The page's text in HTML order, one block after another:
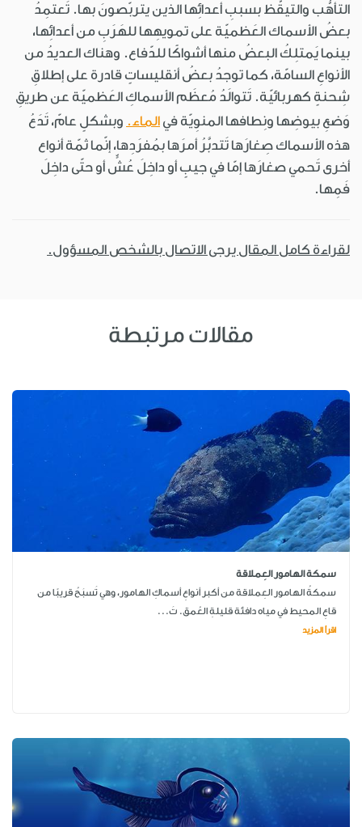
التأهُّب والتيقُّظ بسببِ أعدائِها الذين يتربّصونَ بها. تَعتمِدُ
بعضُ الأسماك العَظميّة على تمويهِها للهَرَبِ من أعدائِها،
بينما يَمتلِكُ البعضُ منها أشواكًا للدّفاع. وهناك العديدُ من
الأنواعِ السامّة، كما توجدُ بعضُ أنقليساتٍ قادرة على إطلاقِ
شِحنةٍ كهربائيّة. تَتوالَدُ مُعظَم الأسماكِ العَظميّة عن طريقِ
وَضعِ بيوضِها ونِطافها المنوِيّة في الماء. وبشكلٍ عامّ، تَدَعُ
هذه الأسماك صِغارَها تَتدبَّرُ أمرَها بمُفرَدِها، إنّما ثمّة أنواع
أخرى تَحمي صغارَها إمّا في جيبٍ أو داخِلَ عُشٍّ أو حتّى داخِلَ
فَمِها.
لقراءة كامل المقال يرجى الاتصال بالشخص المسؤول.
مقالات مرتبطة
سمكة الهامور العِملاقة
سمكةُ الهامور العِملاقة من أكبر أنواعِ أسماكِ الهامور، وهي تَسبَحُ قريبًا من
قاعِ المحيط في مياه دافئة قليلةِ العُمق. تَ...
اقرأ المزيد